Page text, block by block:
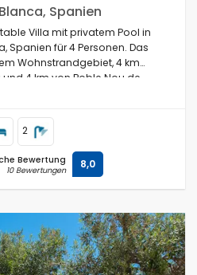
Spanien
Villa mit privatem Pool in
Spanien für 4 Personen. Das
Wohnstrandgebiet, 4 km
4 km von Poble Nou de
2
Bewertung
10 Bewertungen 8,0